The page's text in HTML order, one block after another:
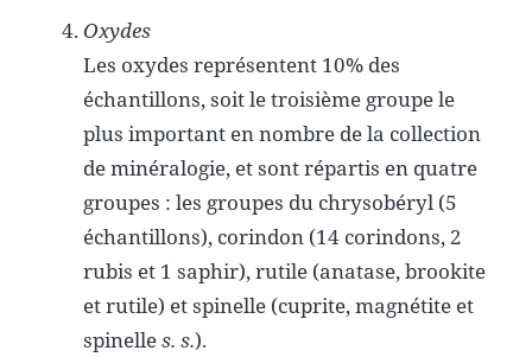
Oxydes
Les oxydes représentent 10% des
échantillons, soit le troisième groupe le
plus important en nombre de la collection
de minéralogie, et sont répartis en quatre
groupes : les groupes du chrysobéryl (5
échantillons), corindon (14 corindons, 2
rubis et 1 saphir), rutile (anatase, brookite
et rutile) et spinelle (cuprite, magnétite et
spinelles. s.).